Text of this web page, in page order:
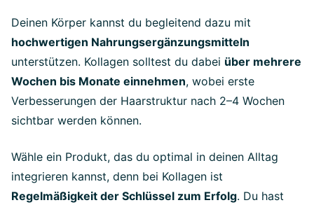
Deinen Körper kannst du begleitend dazu mit
hochwertigen Nahrungsergänzungsmitteln
unterstützen. Kollagen solltest du dabei über mehrere
Wochen bis Monate einnehmen, wobei erste
Verbesserungen der Haarstruktur nach 2–4 Wochen
sichtbar werden können.
Wähle ein Produkt, das du optimal in deinen Alltag
integrieren kannst, denn bei Kollagen ist
Regelmäßigkeit der Schlüssel zum Erfolg. Du hast